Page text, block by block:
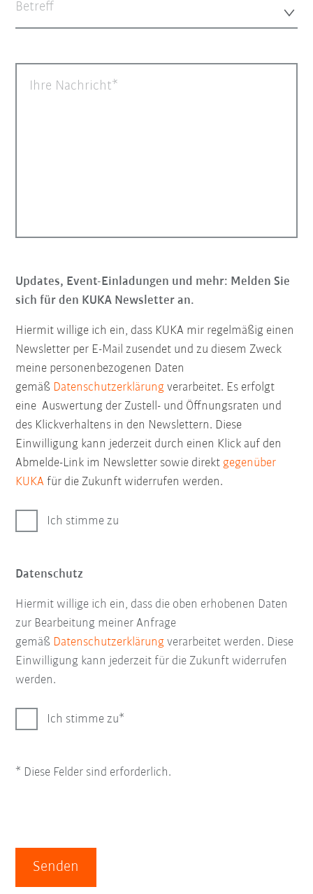
Betreff
Ihre Nachricht
Updates, Event-Einladungen und mehr: Melden Sie
sich für den KUKA Newsletter an.
Hiermit willige ich ein, dass KUKA mir regelmäßig einen
Newsletter per E-Mail zusendet und zu diesem Zweck
meine personenbezogenen Daten
gemäß Datenschutzerklärung verarbeitet. Es erfolgt
eine Auswertung der Zustell- und Öffnungsraten und
des Klickverhaltens in den Newslettern. Diese
Einwilligung kann jederzeit durch einen Klick auf den
Abmelde-Link im Newsletter sowie direktgegenüber
KUKA für die Zukunft widerrufen werden.
Ich stimme zu
Datenschutz
Hiermit willige ich ein, dass die oben erhobenen Daten
zur Bearbeitung meiner Anfrage
gemäß Datenschutzerklärung verarbeitet werden. Diese
Einwilligung kann jederzeit für die Zukunft widerrufen
werden.
Ich stimme zu
* Diese Felder sind erforderlich.
Senden